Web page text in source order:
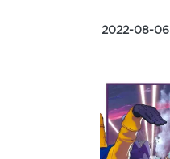
2022-08-06